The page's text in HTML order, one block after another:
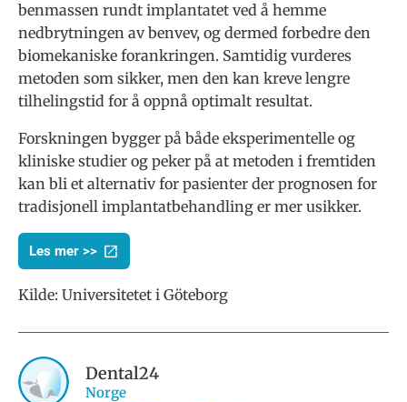
benmassen rundt implantatet ved å hemme
nedbrytningen av benvev, og dermed forbedre den
biomekaniske forankringen. Samtidig vurderes
metoden som sikker, men den kan kreve lengre
tilhelingstid for å oppnå optimalt resultat.
Forskningen bygger på både eksperimentelle og
kliniske studier og peker på at metoden i fremtiden
kan bli et alternativ for pasienter der prognosen for
tradisjonell implantatbehandling er mer usikker.
Les mer >>
Kilde: Universitetet i Göteborg
Dental24
Norge